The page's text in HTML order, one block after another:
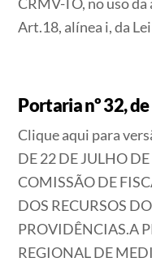
CRMV-TO, no uso
Art.18, alínea i, da
Portaria nº 32,
Clique aqui para
DE 22 DE JULHO
COMISSÃO DE
DOS RECURSOS
PROVIDÊNCIAS.A
REGIONAL DE